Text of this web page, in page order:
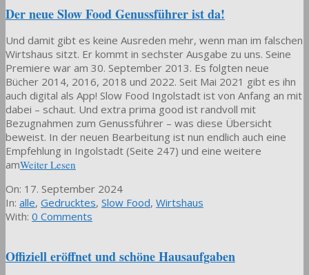
Der neue Slow Food Genussführer ist da!
Und damit gibt es keine Ausreden mehr, wenn man im falschen
Wirtshaus sitzt. Er kommt in sechster Ausgabe zu uns. Seine
Premiere war am 30. September 2013. Es folgten neue
Bücher 2014, 2016, 2018 und 2022. Seit Mai 2021 gibt es ihn
auch digital als App! Slow Food Ingolstadt ist von Anfang an mit
dabei – schaut. Und extra prima good ist randvoll mit
Bezugnahmen zum Genussführer – was diese Übersicht
beweist. In der neuen Bearbeitung ist nun endlich auch eine
Empfehlung in Ingolstadt (Seite 247) und eine weitere
amWeiter Lesen
2024-
09-
17
On: 17. September 2024
In: alle, Gedrucktes, Slow Food, Wirtshaus
With: 0 Comments
Offiziell eröffnet und schöne Hausaufgaben